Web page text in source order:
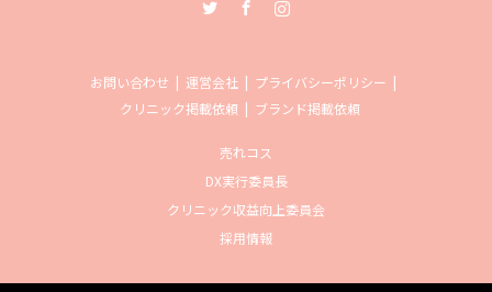
お問い合わせ 運営会社
プライバシーポリシー
クリニック掲載依頼
ブランド掲載依頼
売れコス
DX実行委員長
クリニック収益向上委員会
採用情報